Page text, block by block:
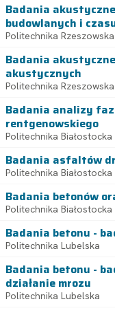
Badania
budowlanych i
Politechnika Rzeszowska
Badania
akustycznych
Politechnika Rzeszowska
Badania analizy
rentgenowskiego
Politechnika Białostocka
Badania asfaltów
Politechnika Białostocka
Badania betonów
Politechnika Białostocka
Badania betonu -
Politechnika Lubelska
Badania betonu -
działanie mrozu
Politechnika Lubelska